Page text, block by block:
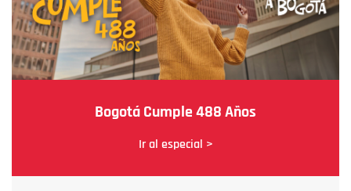
Bogotá Cumple 488 Años
Ir al especial >